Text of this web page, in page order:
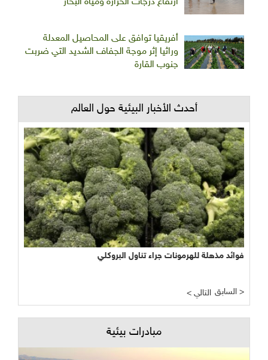
أفريقيا توافق على المحاصيل المعدلة
وراثيا إثر موجة الجفاف الشديد التي ضربت
جنوب القارة
أحدث الأخبار البيئية حول العالم
فوائد مذهلة للهرمونات جراء تناول البروكلي
< التالي السابق >
مبادرات بيئية